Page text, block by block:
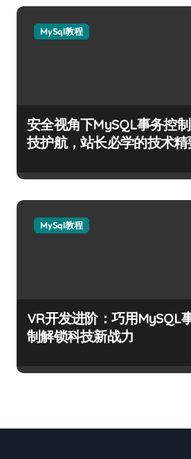
MySql教程
安全视角下MySQL事务控
技护航，站长必学的技术精
MySql教程
VR开发进阶：巧用MySQL
制解锁科技新战力